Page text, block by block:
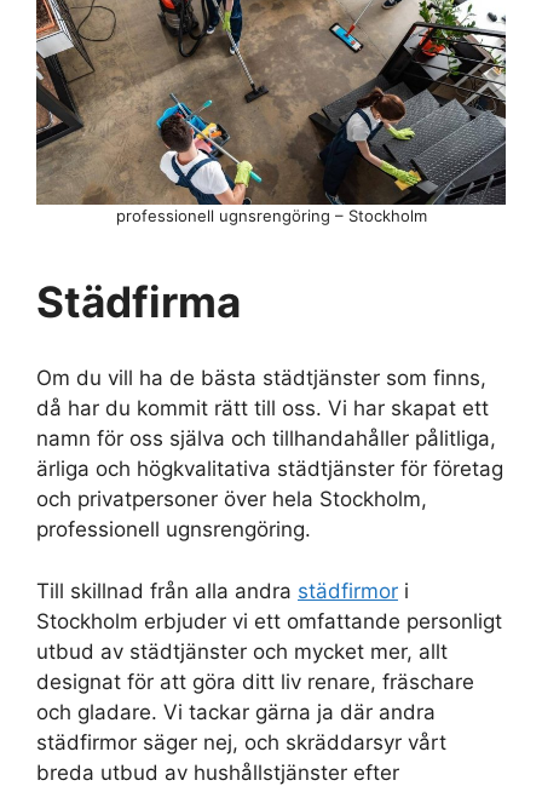
Städfirma
Om du vill ha de bästa städtjänster som finns,
då har du kommit rätt till oss. Vi har skapat ett
namn för oss själva och tillhandahåller pålitliga,
ärliga och högkvalitativa städtjänster för företag
och privatpersoner över hela Stockholm,
professionell ugnsrengöring.
Till skillnad från alla andra städfirmor i
Stockholm erbjuder vi ett omfattande personligt
utbud av städtjänster och mycket mer, allt
designat för att göra ditt liv renare, fräschare
och gladare. Vi tackar gärna ja där andra
städfirmor säger nej, och skräddarsyr vårt
breda utbud av hushållstjänster efter
professionell ugnsrengöring – Stockholm